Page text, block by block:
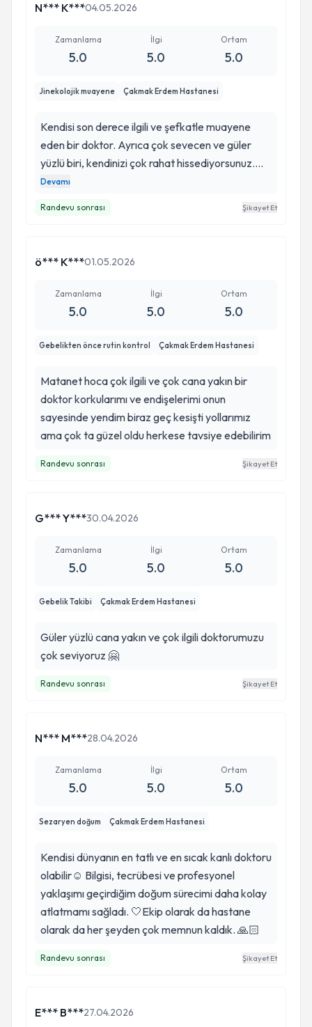
N*** K***04.05.2026
Zamanlama
5.0
İlgi
5.0
Ortam
5.0
Jinekolojik muayene Çakmak Erdem Hastanesi
Kendisi son derece ilgili ve şefkatle muayene
eden bir doktor. Ayrıca çok sevecen ve güler
yüzlü biri, kendinizi çok rahat hissediyorsunuz.
Beş yıldır birçok doktora gittim ve birşeyin yok
Devamı
Randevu sonrası Şikayet Et
ö*** K***01.05.2026
Zamanlama
5.0
İlgi
5.0
Ortam
5.0
Gebelikten önce rutin kontrol Çakmak Erdem Hastanesi
Matanet hoca çok ilgili ve çok cana yakın bir
doktor korkularımı ve endişelerimi onun
sayesinde yendim biraz geç kesişti yollarımız
ama çok ta güzel oldu herkese tavsiye edebilirim
Randevu sonrası Şikayet Et
G*** Y***30.04.2026
Zamanlama
5.0
İlgi
5.0
Ortam
5.0
Gebelik Takibi Çakmak Erdem Hastanesi
Güler yüzlü cana yakın ve çok ilgili doktorumuzu
çok seviyoruz 🤗
Randevu sonrası Şikayet Et
N*** M***28.04.2026
Zamanlama
5.0
İlgi
5.0
Ortam
5.0
Sezaryen doğum Çakmak Erdem Hastanesi
Kendisi dünyanın en tatlı ve en sıcak kanlı doktoru
olabilir☺️ Bilgisi, tecrübesi ve profesyonel
yaklaşımı geçirdiğim doğum sürecimi daha kolay
atlatmamı sağladı. 🤍Ekip olarak da hastane
olarak da her şeyden çok memnun kaldık. 🙏🏻
Randevu sonrası Şikayet Et
E*** B***27.04.2026